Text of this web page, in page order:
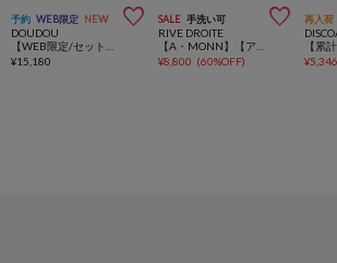
予約 WEB限定 NEW 
DOUDOU
¥15,180
SALE 手洗い可 
RIVE DROITE
¥8,800 (60%OFF)
再入荷
¥